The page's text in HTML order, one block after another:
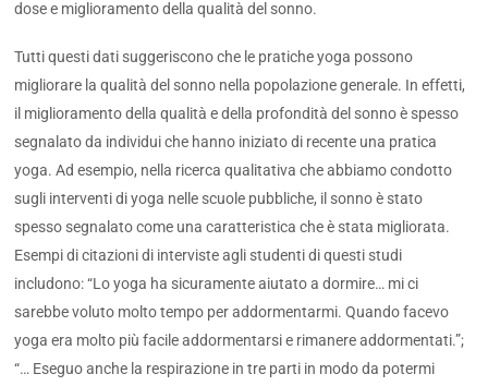
dose e miglioramento della qualità del sonno.
Tutti questi dati suggeriscono che le pratiche yoga possono
migliorare la qualità del sonno nella popolazione generale. In effetti,
il miglioramento della qualità e della profondità del sonno è spesso
segnalato da individui che hanno iniziato di recente una pratica
yoga. Ad esempio, nella ricerca qualitativa che abbiamo condotto
sugli interventi di yoga nelle scuole pubbliche, il sonno è stato
spesso segnalato come una caratteristica che è stata migliorata.
Esempi di citazioni di interviste agli studenti di questi studi
includono: “Lo yoga ha sicuramente aiutato a dormire… mi ci
sarebbe voluto molto tempo per addormentarmi. Quando facevo
yoga era molto più facile addormentarsi e rimanere addormentati.”;
“… Eseguo anche la respirazione in tre parti in modo da potermi